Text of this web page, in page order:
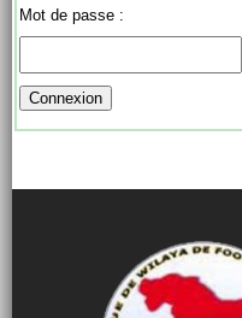
Mot de passe :